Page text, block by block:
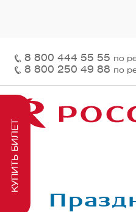
8 800 444 55 55 по
8 800 250 49 88 по
КУПИТЬ БИЛЕТ